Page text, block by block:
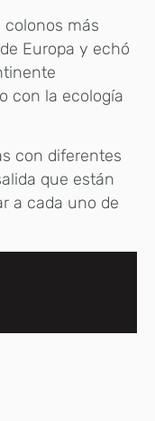
colonos más
Europa y echó
con la ecología
con diferentes
que están
a cada uno de